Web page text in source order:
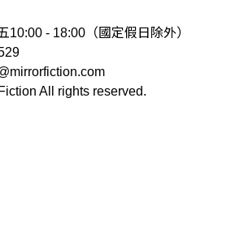
10:00 - 18:00（國定假日除外）
All rights reserved.